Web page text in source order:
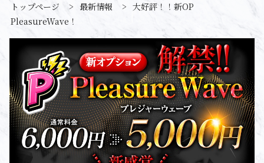
トップページ > 最新情報 > 大好評！！新OP
PleasureWave！